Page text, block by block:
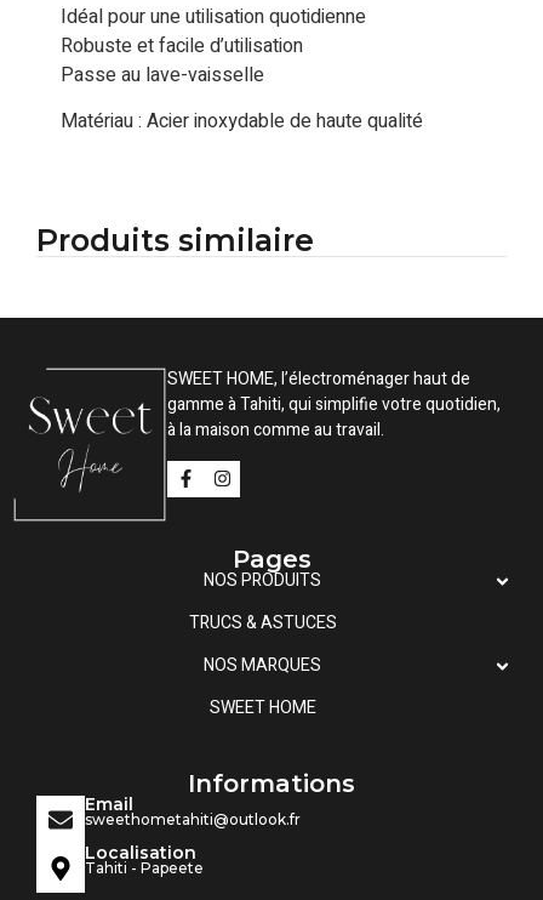
Idéal pour une utilisation quotidienne
Robuste et facile d’utilisation
Passe au lave-vaisselle
Matériau : Acier inoxydable de haute qualité
Produits similaire
SWEET HOME, l’électroménager haut de
gamme à Tahiti, qui simplifie votre quotidien,
à la maison comme au travail.
Pages
NOS PRODUITS
TRUCS & ASTUCES
NOS MARQUES
SWEET HOME
Informations
Email
sweethometahiti@outlook.fr
Localisation
Tahiti - Papeete